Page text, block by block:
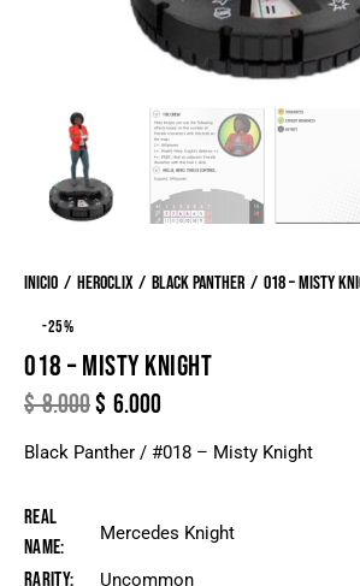
Inicio Heroclix Black Panther 018 – Misty
-25%
018 – MISTY KNIGHT
$8.000$ 6.000
Black Panther / #018 – Misty Knight
Real
Name
Mercedes Knight
Rarity Uncommon